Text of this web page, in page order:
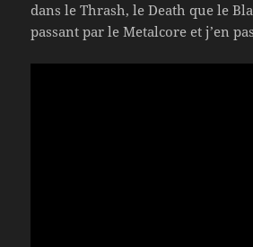
dans le Thrash, le Death que le
passant par le Metalcore et j’en